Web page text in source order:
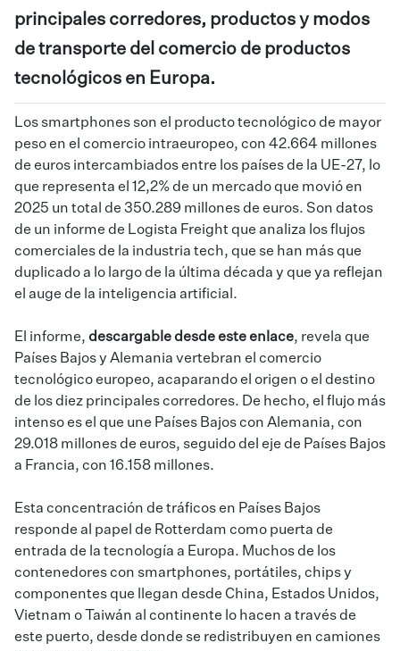
principales corredores, productos y modos
de transporte del comercio de productos
tecnológicos en Europa.
Los smartphones son el producto tecnológico de mayor
peso en el comercio intraeuropeo, con 42.664 millones
de euros intercambiados entre los países de la UE-27, lo
que representa el 12,2% de un mercado que movió en
2025 un total de 350.289 millones de euros. Son datos
de un informe de Logista Freight que analiza los flujos
comerciales de la industria tech, que se han más que
duplicado a lo largo de la última década y que ya reflejan
el auge de la inteligencia artificial.
El informe, descargable desde esteenlace, revela que
Países Bajos y Alemania vertebran el comercio
tecnológico europeo, acaparando el origen o el destino
de los diez principales corredores. De hecho, el flujo más
intenso es el que une Países Bajos con Alemania, con
29.018 millones de euros, seguido del eje de Países Bajos
a Francia, con 16.158 millones.
Esta concentración de tráficos en Países Bajos
responde al papel de Rotterdam como puerta de
entrada de la tecnología a Europa. Muchos de los
contenedores con smartphones, portátiles, chips y
componentes que llegan desde China, Estados Unidos,
Vietnam o Taiwán al continente lo hacen a través de
este puerto, desde donde se redistribuyen en camiones